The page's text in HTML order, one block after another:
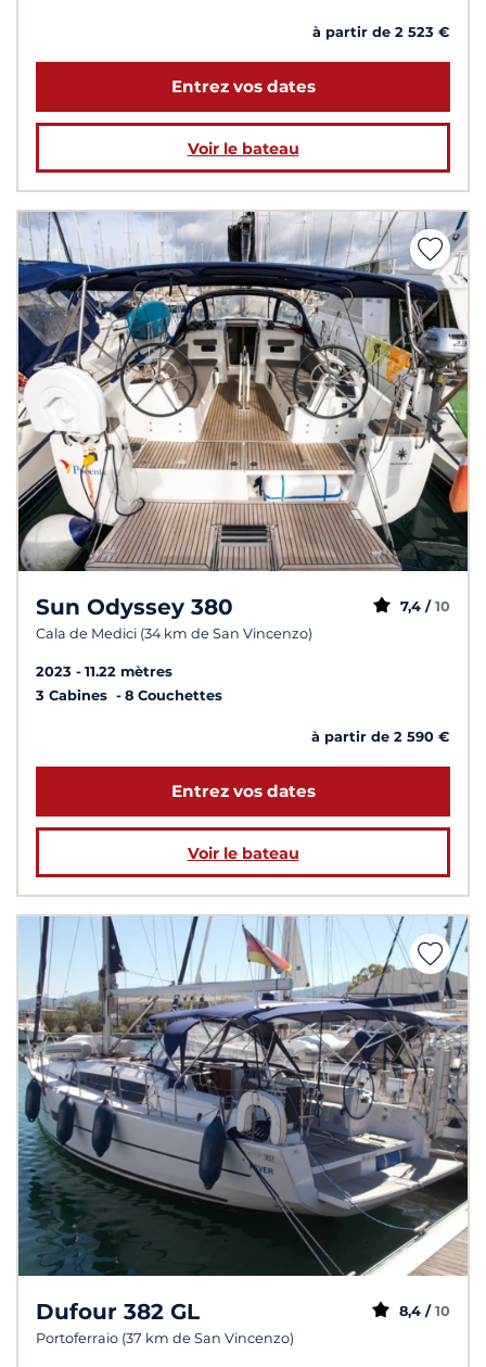
à partir de 2 523 €
Entrez vos dates
Voir le bateau
Sun Odyssey 380
Cala de Medici (34 km de San Vincenzo)
7,4 / 10
2023
11.22 mètres
3 Cabines
8 Couchettes
à partir de 2 590 €
Entrez vos dates
Voir le bateau
Dufour 382 GL
Portoferraio (37 km de San Vincenzo)
8,4 / 10